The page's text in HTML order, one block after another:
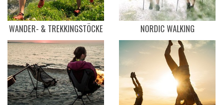
WANDER- & TREKKINGSTÖCKE NORDIC WALKING